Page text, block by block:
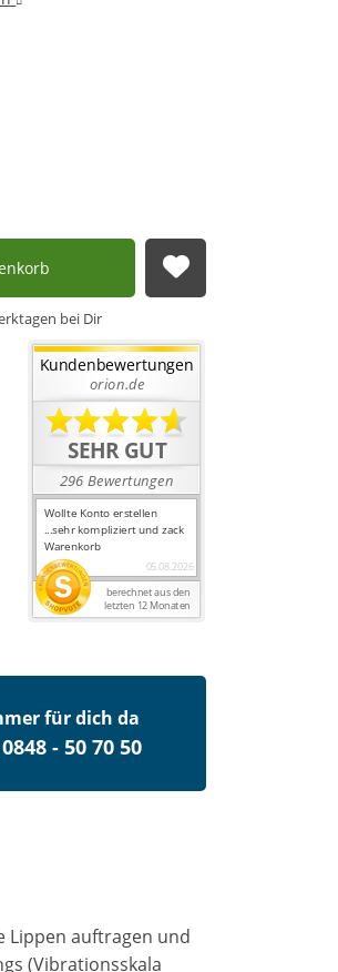
Auf die
bei Dir
für dich da
0848 - 50 70 50
Lippen auftragen und
(Vibrationsskala